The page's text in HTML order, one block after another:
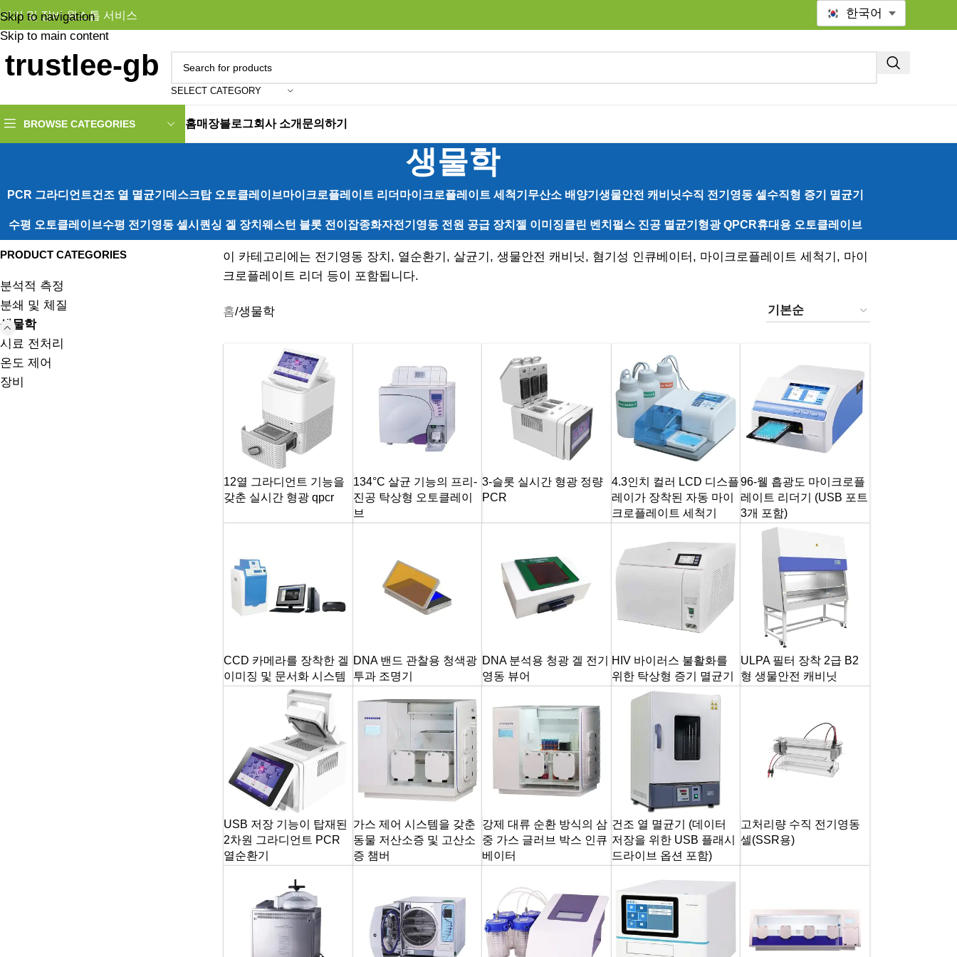
Skip to navigation
Skip to main content
기기 및 장비 원스톱 서비스
SELECT CATEGORY
BROWSE CATEGORIES 홈매장블로그회사 소개 문의하기
한국어
생물학
PCR 그라디언트건조 열 멸균기 데스크탑 오토클레이브마이크로플레이트 리더 마이크로플레이트 세척기 무산소 배양기 생물안전 캐비닛수직 전기영동 셀 수직형 증기 멸균기
수평 오토클레이브수평 전기영동 셀시퀀싱 겔 장치 웨스턴 블롯 전이 잡종화자전기영동 전원 공급 장치 젤 이미징클린 벤치 펄스 진공 멸균기 형광 QPCR휴대용 오토클레이브
PRODUCT CATEGORIES
분석적 측정
분쇄 및 체질
생물학
시료 전처리
온도 제어
장비
이 카테고리에는 전기영동 장치, 열순환기, 살균기, 생물안전 캐비닛, 혐기성 인큐베이터, 마이크로플레이트 세척기, 마이
크로플레이트 리더 등이 포함됩니다.
홈 생물학
12열 그라디언트 기능을
갖춘 실시간 형광 qpcr
134°C 살균 기능의 프리-
진공 탁상형 오토클레이
브
3-슬롯 실시간 형광 정량
PCR
4.3인치 컬러 LCD 디스플
레이가 장착된 자동 마이
크로플레이트 세척기
96-웰 흡광도 마이크로플
레이트 리더기 (USB 포트
3개 포함)
CCD 카메라를 장착한 겔
이미징 및 문서화 시스템
DNA 밴드 관찰용 청색광
투과 조명기
DNA 분석용 청광 겔 전기
영동 뷰어
HIV 바이러스 불활화를
위한 탁상형 증기 멸균기
ULPA 필터 장착 2급 B2
형 생물안전 캐비닛
USB 저장 기능이 탑재된
2차원 그라디언트 PCR
열순환기
가스 제어 시스템을 갖춘
동물 저산소증 및 고산소
증 챔버
강제 대류 순환 방식의 삼
중 가스 글러브 박스 인큐
베이터
건조 열 멸균기 (데이터
저장을 위한 USB 플래시
드라이브 옵션 포함)
고처리량 수직 전기영동
셀(SSR용)